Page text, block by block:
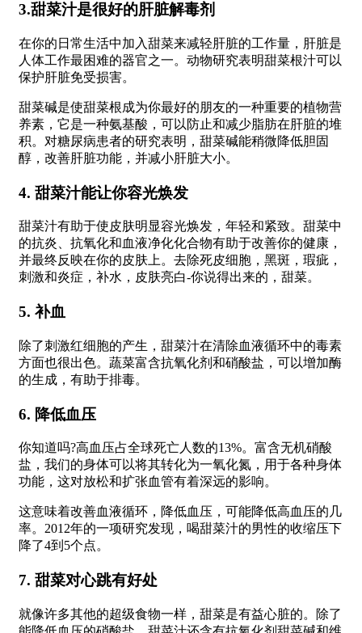
3.甜菜汁是很好的肝脏解毒剂
在你的日常生活中加入甜菜来减轻肝脏的工作量，肝脏是
人体工作最困难的器官之一。动物研究表明甜菜根汁可以
保护肝脏免受损害。
甜菜碱是使甜菜根成为你最好的朋友的一种重要的植物营
养素，它是一种氨基酸，可以防止和减少脂肪在肝脏的堆
积。对糖尿病患者的研究表明，甜菜碱能稍微降低胆固
醇，改善肝脏功能，并减小肝脏大小。
4. 甜菜汁能让你容光焕发
甜菜汁有助于使皮肤明显容光焕发，年轻和紧致。甜菜中
的抗炎、抗氧化和血液净化化合物有助于改善你的健康，
并最终反映在你的皮肤上。去除死皮细胞，黑斑，瑕疵，
刺激和炎症，补水，皮肤亮白-你说得出来的，甜菜。
5. 补血
除了刺激红细胞的产生，甜菜汁在清除血液循环中的毒素
方面也很出色。蔬菜富含抗氧化剂和硝酸盐，可以增加酶
的生成，有助于排毒。
6. 降低血压
你知道吗?高血压占全球死亡人数的13%。富含无机硝酸
盐，我们的身体可以将其转化为一氧化氮，用于各种身体
功能，这对放松和扩张血管有着深远的影响。
这意味着改善血液循环，降低血压，可能降低高血压的几
率。2012年的一项研究发现，喝甜菜汁的男性的收缩压下
降了4到5个点。
7. 甜菜对心跳有好处
就像许多其他的超级食物一样，甜菜是有益心脏的。除了